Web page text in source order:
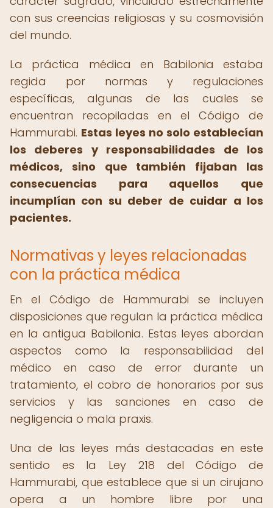
con sus creencias religiosas y su cosmovisión
del mundo.
La práctica médica en Babilonia estaba
regida por normas y regulaciones
específicas, algunas de las cuales se
encuentran recopiladas en el Código de
Hammurabi. Estas leyes no solo establecían
los deberes y responsabilidades de los
médicos, sino que también fijaban las
consecuencias para aquellos que
incumplían con su deber de cuidar a los
pacientes.
Normativas y leyes relacionadas
con la práctica médica
En el Código de Hammurabi se incluyen
disposiciones que regulan la práctica médica
en la antigua Babilonia. Estas leyes abordan
aspectos como la responsabilidad del
médico en caso de error durante un
tratamiento, el cobro de honorarios por sus
servicios y las sanciones en caso de
negligencia o mala praxis.
Una de las leyes más destacadas en este
sentido es la Ley 218 del Código de
Hammurabi, que establece que si un cirujano
opera a un hombre libre por una